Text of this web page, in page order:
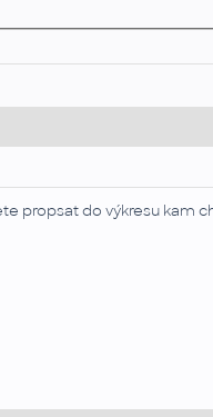
propsat do výkresu kam